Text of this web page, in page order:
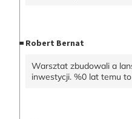
Robert Bernat
Warsztat zbudowali a
inwestycji. %0 lat temu